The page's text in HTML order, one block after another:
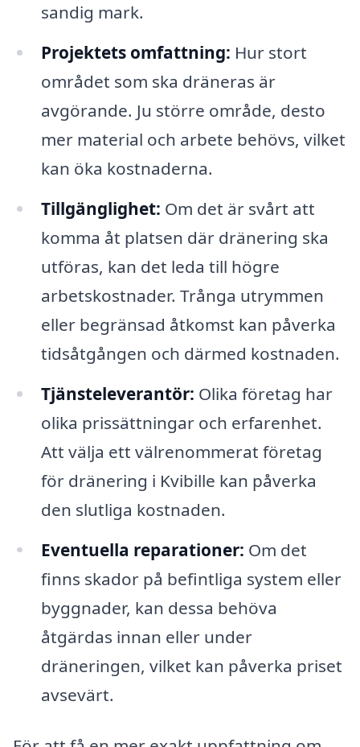
sandig mark.
Projektets omfattning: Hur stort
området som ska dräneras är
avgörande. Ju större område, desto
mer material och arbete behövs, vilket
kan öka kostnaderna.
Tillgänglighet: Om det är svårt att
komma åt platsen där dränering ska
utföras, kan det leda till högre
arbetskostnader. Trånga utrymmen
eller begränsad åtkomst kan påverka
tidsåtgången och därmed kostnaden.
Tjänsteleverantör: Olika företag har
olika prissättningar och erfarenhet.
Att välja ett välrenommerat företag
för dränering i Kvibille kan påverka
den slutliga kostnaden.
Eventuella reparationer: Om det
finns skador på befintliga system eller
byggnader, kan dessa behöva
åtgärdas innan eller under
dräneringen, vilket kan påverka priset
avsevärt.